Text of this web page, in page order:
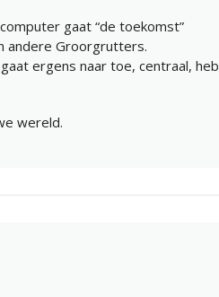
gaat “de toekomst”
andere Groorgrutters.
ergens naar toe, centraal, heb
wereld.